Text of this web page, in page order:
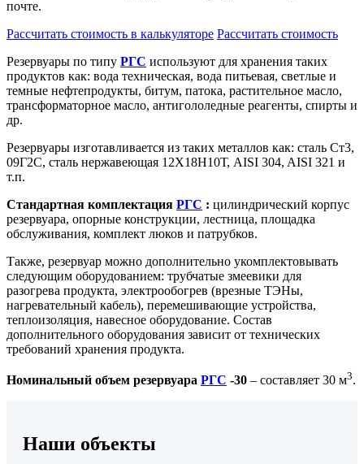
почте.
Рассчитать стоимость в калькуляторе Рассчитать стоимость
Резервуары по типу РГС используют для хранения таких
продуктов как: вода техническая, вода питьевая, светлые и
темные нефтепродукты, битум, патока, растительное масло,
трансформаторное масло, антигололедные реагенты, спирты и
др.
Резервуары изготавливается из таких металлов как: сталь Ст3,
09Г2С, сталь нержавеющая 12Х18Н10Т, AISI 304, AISI 321 и
т.п.
Стандартная комплектация РГС : цилиндрический корпус
резервуара, опорные конструкции, лестница, площадка
обслуживания, комплект люков и патрубков.
Также, резервуар можно дополнительно укомплектовывать
следующим оборудованием: трубчатые змеевики для
разогрева продукта, электрообогрев (врезные ТЭНы,
нагревательный кабель), перемешивающие устройства,
теплоизоляция, навесное оборудование. Состав
дополнительного оборудования зависит от технических
требований хранения продукта.
Номинальный объем резервуара РГС -30 – составляет 30 м3.
Наши объекты